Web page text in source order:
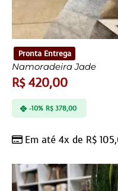
Pronta Entrega
Namoradeira Jade
R$420,00
Em até 4x de R$
-10% R$378,00